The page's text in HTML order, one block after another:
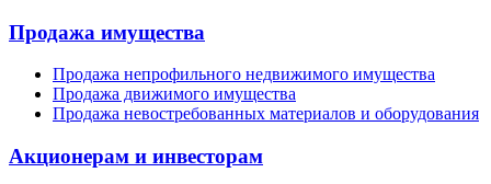
Продажа имущества
Продажа непрофильного недвижимого имущества
Продажа движимого имущества
Продажа невостребованных материалов и оборудования
Акционерам и инвесторам